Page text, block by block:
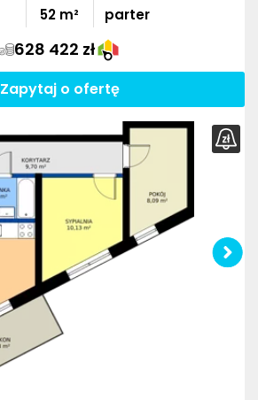
52m²
parter
628 422 zł
Zapytaj o ofertę